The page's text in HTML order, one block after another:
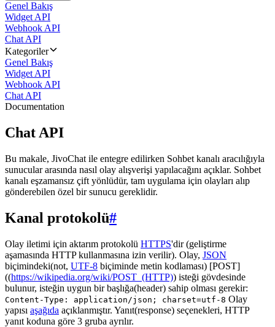
Genel Bakış
Widget API
Webhook API
Chat API
Kategoriler
Genel Bakış
Widget API
Webhook API
Chat API
Documentation
Chat API
Bu makale, JivoChat ile entegre edilirken Sohbet kanalı aracılığıyla
sunucular arasında nasıl olay alışverişi yapılacağını açıklar. Sohbet
kanalı eşzamansız çift yönlüdür, tam uygulama için olayları alıp
gönderebilen özel bir sunucu gereklidir.
Kanal protokolü#
Olay iletimi için aktarım protokolü HTTPS'dir (geliştirme
aşamasında HTTP kullanmasına izin verilir). Olay, JSON
biçimindeki(not, UTF-8 biçiminde metin kodlaması) [POST]
((https://wikipedia.org/wiki/POST_(HTTP)) isteği gövdesinde
bulunur, isteğin uygun bir başlığa(header) sahip olması gerekir:
Content-Type: application/json; charset=utf-8 Olay
yapısı aşağıda açıklanmıştır. Yanıt(response) seçenekleri, HTTP
yanıt koduna göre 3 gruba ayrılır.